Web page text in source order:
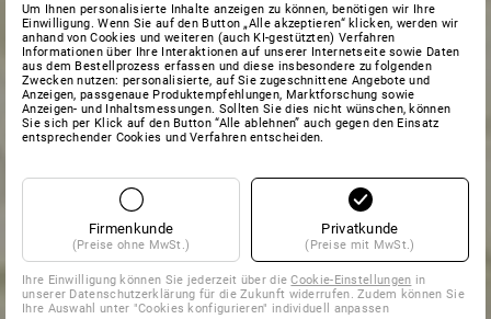
Um Ihnen personalisierte Inhalte anzeigen zu können, benötigen wir Ihre
Einwilligung. Wenn Sie auf den Button „Alle akzeptieren“ klicken, werden wir
anhand von Cookies und weiteren (auch KI-gestützten) Verfahren
Informationen über Ihre Interaktionen auf unserer Internetseite sowie Daten
aus dem Bestellprozess erfassen und diese insbesondere zu folgenden
Zwecken nutzen: personalisierte, auf Sie zugeschnittene Angebote und
Anzeigen, passgenaue Produktempfehlungen, Marktforschung sowie
Anzeigen- und Inhaltsmessungen. Sollten Sie dies nicht wünschen, können
Sie sich per Klick auf den Button “Alle ablehnen” auch gegen den Einsatz
entsprechender Cookies und Verfahren entscheiden.
Firmenkunde
(Preise ohne MwSt.)
Privatkunde
(Preise mit MwSt.)
Ihre Einwilligung können Sie jederzeit über dieCookie-Einstellungen in
unserer Datenschutzerklärung für die Zukunft widerrufen. Zudem können Sie
Ihre Auswahl unter "Cookies konfigurieren" individuell anpassen